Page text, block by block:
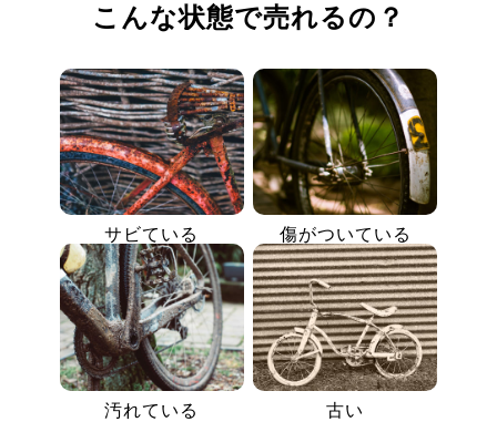
こんな状態で売れるの？
サビている 傷がついている
汚れている 古い